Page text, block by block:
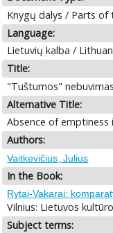
Knygų dalys / Parts of
Language:
Lietuvių kalba /
Title:
"Tuštumos"
Alternative Title:
Absence of
Authors:
Vaitkevičius, Julius
In the Book:
Rytai-Vakarai:
Vilnius: Lietuvos
Subject terms: